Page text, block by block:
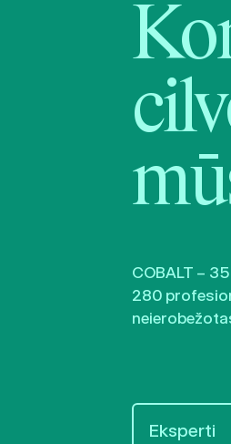
COBALT –
280
Eksperti